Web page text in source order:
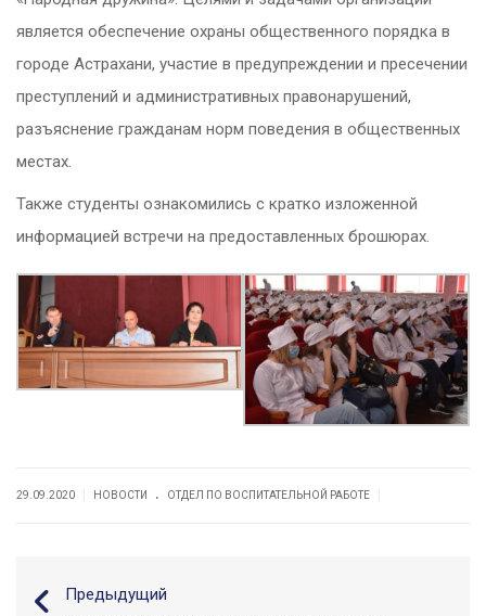
является обеспечение охраны общественного порядка в
городе Астрахани, участие в предупреждении и пресечении
преступлений и административных правонарушений,
разъяснение гражданам норм поведения в общественных
местах.
Также студенты ознакомились с кратко изложенной
информацией встречи на предоставленных брошюрах.
29.09.2020 НОВОСТИ . ОТДЕЛ ПО ВОСПИТАТЕЛЬНОЙ РАБОТЕ
Предыдущий